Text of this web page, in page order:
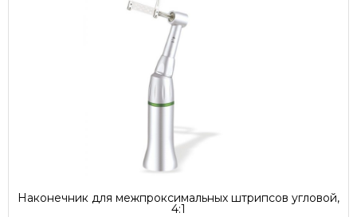
Наконечник для межпроксимальных штрипсов угловой,
4:1